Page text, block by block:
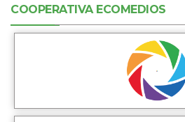
COOPERATIVA ECOMEDIOS